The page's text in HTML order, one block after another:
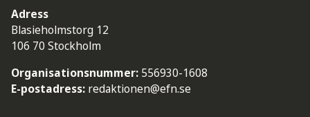
Adress
Blasieholmstorg 12
106 70 Stockholm
Organisationsnummer: 556930-1608
E-postadress: redaktionen@efn.se